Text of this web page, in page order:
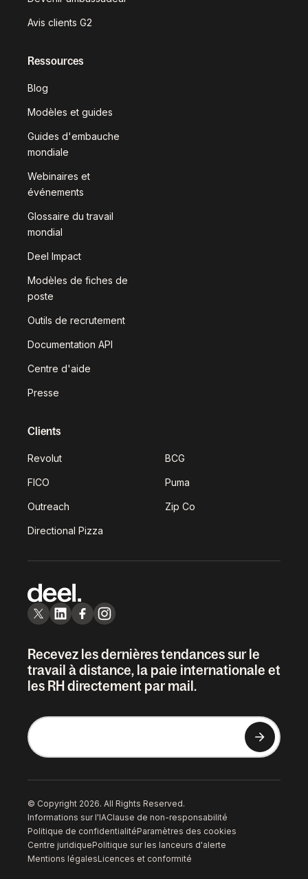
Avis clients G2
Ressources
Blog
Modèles et guides
Guides d'embauche
mondiale
Webinaires et
événements
Glossaire du travail
mondial
Deel Impact
Modèles de fiches de
poste
Outils de recrutement
Documentation API
Centre d'aide
Presse
Clients
Revolut BCG
FICO Puma
Outreach Zip Co
Directional Pizza
Recevez les dernières tendances sur le
travail à distance, la paie internationale et
les RH directement par mail.
© Copyright 2026. All Rights Reserved.
Informations sur l'IAClause de non-responsabilité
Politique de confidentialitéParamètres des cookies
Centre juridiquePolitique sur les lanceurs d'alerte
Mentions légalesLicences et conformité